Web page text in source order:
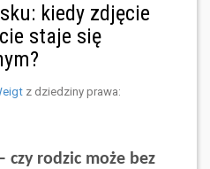
kiedy zdjęcie
staje się
z dziedziny prawa:
czy rodzic może bez